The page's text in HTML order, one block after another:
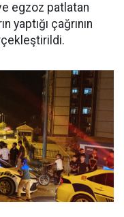
egzoz patlatan
çağrının